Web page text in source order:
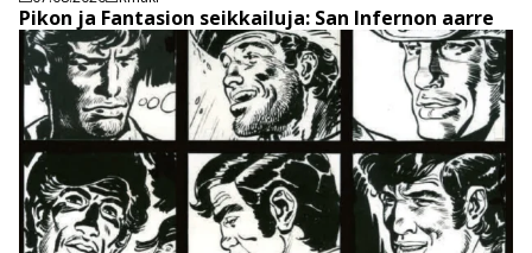
Pikon ja Fantasion seikkailuja: San Infernon aarre